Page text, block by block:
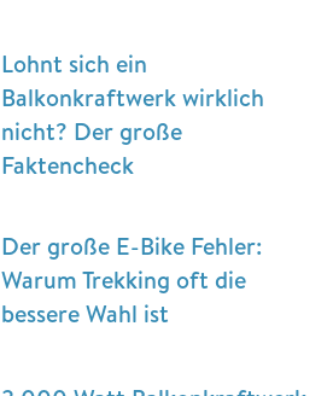
Lohnt sich ein
Balkonkraftwerk wirklich
nicht? Der große
Faktencheck
Der große E-Bike Fehler:
Warum Trekking oft die
bessere Wahl ist